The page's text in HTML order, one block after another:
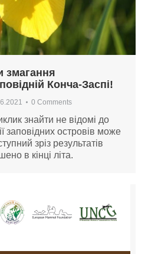
змагання
Конча-Заспі!
0 Comments
знайти не відомі до
заповідних островів може
зріз результатів
в кінці літа.